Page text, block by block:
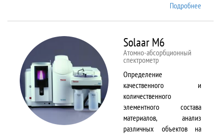
Подробнее
Solaar M6
Атомно-абсорбционный
спектрометр
Определение
качественного и
количественного
элементного состава
материалов, анализ
различных объектов на